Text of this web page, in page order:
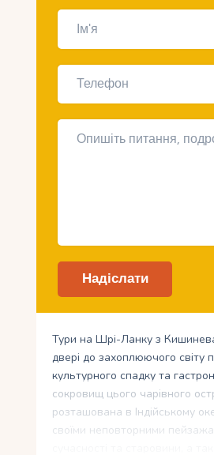
Тури на Шрі-Ланку з
двері до захоплюючого світу
культурного спадку та
сокровищ цього чарівного
розташована в Індійському
своїми неповторними